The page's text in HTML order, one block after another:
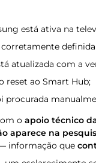
está ativa na
corretamente
atualizada com a
reset ao Smart Hub;
procurada
o apoio técnico
aparece na
informação que